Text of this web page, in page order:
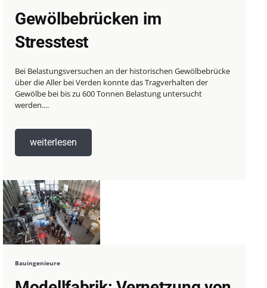
Gewölbebrücken im
Stresstest
Bei Belastungsversuchen an der historischen Gewölbebrücke
über die Aller bei Verden konnte das Tragverhalten der
Gewölbe bei bis zu 600 Tonnen Belastung untersucht
werden....
weiterlesen
Bauingenieure